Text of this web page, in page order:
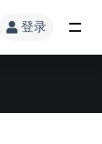
登录